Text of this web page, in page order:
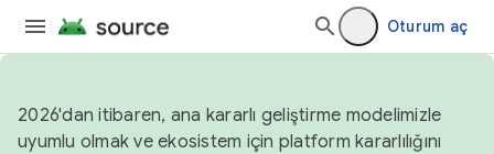
Oturum aç
2026'dan itibaren, ana kararlı geliştirme modelimizle
uyumlu olmak ve ekosistem için platform kararlılığını